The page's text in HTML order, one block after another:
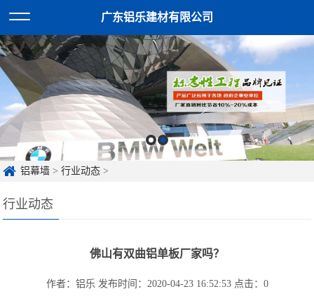
广东铝乐建材有限公司
铝幕墙 >行业动态 >
行业动态
佛山有双曲铝单板厂家吗？
作者：铝乐 发布时间：2020-04-23 16:52:53 点击： 0